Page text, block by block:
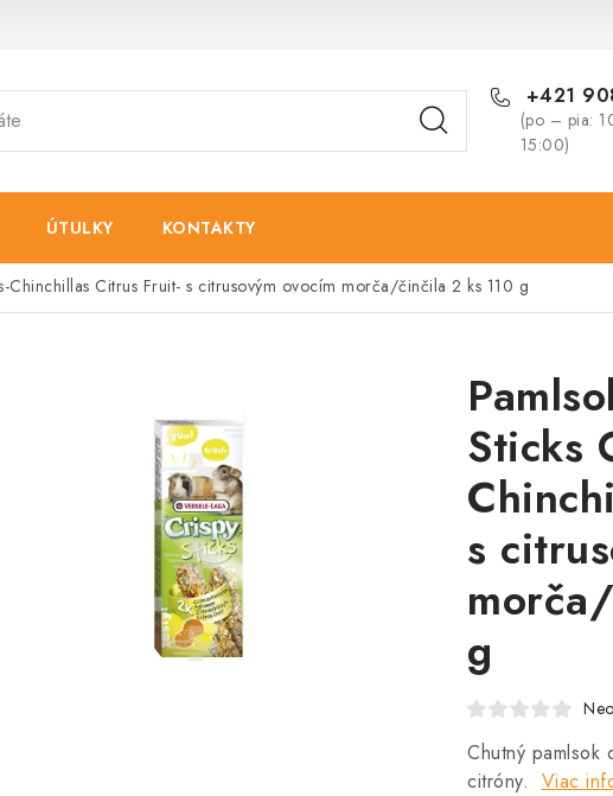
+421
(po – pia:
15:00)
ÚTULKY KONTAKTY
Chinchillas Citrus Fruit- s citrusovým ovocím morča/činčila 2 ks 110 g
Sticks
s
g
Chutný pamlsok
citróny. Viac